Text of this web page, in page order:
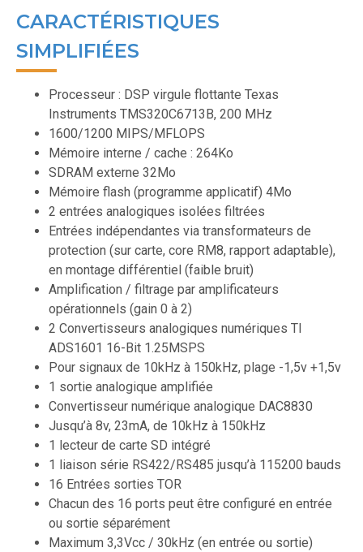
CARACTÉRISTIQUES
SIMPLIFIÉES
Processeur : DSP virgule flottante Texas
Instruments TMS320C6713B, 200 MHz
1600/1200 MIPS/MFLOPS
Mémoire interne / cache : 264Ko
SDRAM externe 32Mo
Mémoire flash (programme applicatif) 4Mo
2 entrées analogiques isolées filtrées
Entrées indépendantes via transformateurs de
protection (sur carte, core RM8, rapport adaptable),
en montage différentiel (faible bruit)
Amplification / filtrage par amplificateurs
opérationnels (gain 0 à 2)
2 Convertisseurs analogiques numériques TI
ADS1601 16-Bit 1.25MSPS
Pour signaux de 10kHz à 150kHz, plage -1,5v +1,5v
1 sortie analogique amplifiée
Convertisseur numérique analogique DAC8830
Jusqu’à 8v, 23mA, de 10kHz à 150kHz
1 lecteur de carte SD intégré
1 liaison série RS422/RS485 jusqu’à 115200 bauds
16 Entrées sorties TOR
Chacun des 16 ports peut être configuré en entrée
ou sortie séparément
Maximum 3,3Vcc / 30kHz (en entrée ou sortie)